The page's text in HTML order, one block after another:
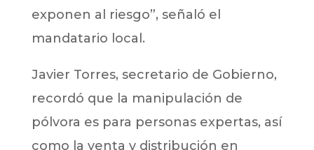
exponen al riesgo”, señaló el
mandatario local.
Javier Torres, secretario de Gobierno,
recordó que la manipulación de
pólvora es para personas expertas, así
como la venta y distribución en